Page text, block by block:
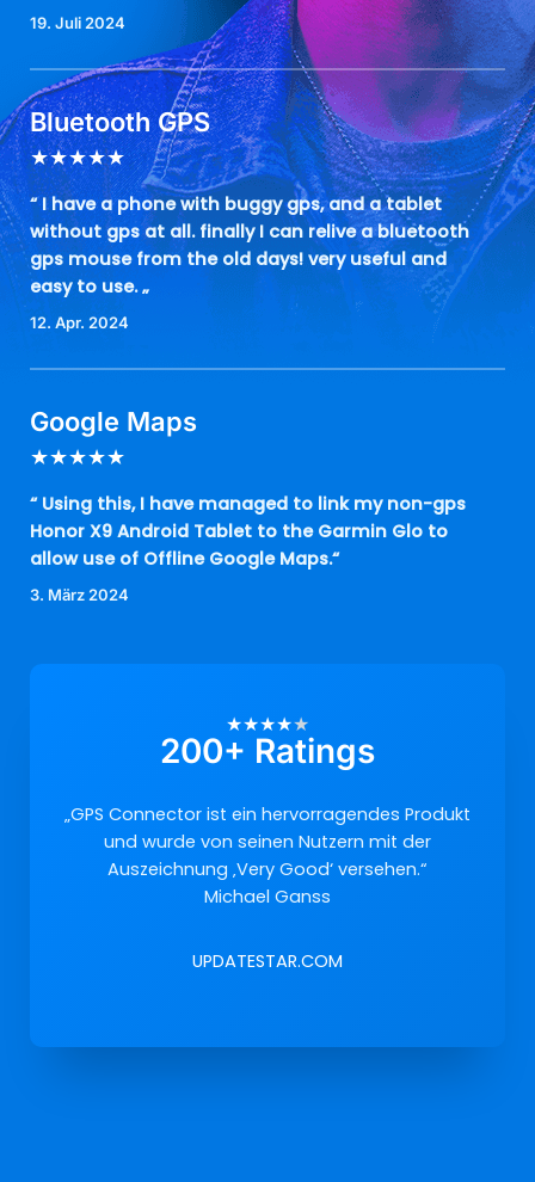
19. Juli 2024
Bluetooth GPS
★★★★★
“ I have a phone with buggy gps, and a tablet
without gps at all. finally I can relive a bluetooth
gps mouse from the old days! very useful and
easy to use. „
12. Apr. 2024
Google Maps
★★★★★
“ Using this, I have managed to link my non-gps
Honor X9 Android Tablet to the Garmin Glo to
allow use of Offline Google Maps.“
3. März 2024
★★★★★
200+ Ratings
„GPS Connector ist ein hervorragendes Produkt
und wurde von seinen Nutzern mit der
Auszeichnung ‚Very Good‘ versehen.“
Michael Ganss
UPDATESTAR.COM